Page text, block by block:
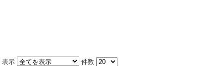
表示
件数